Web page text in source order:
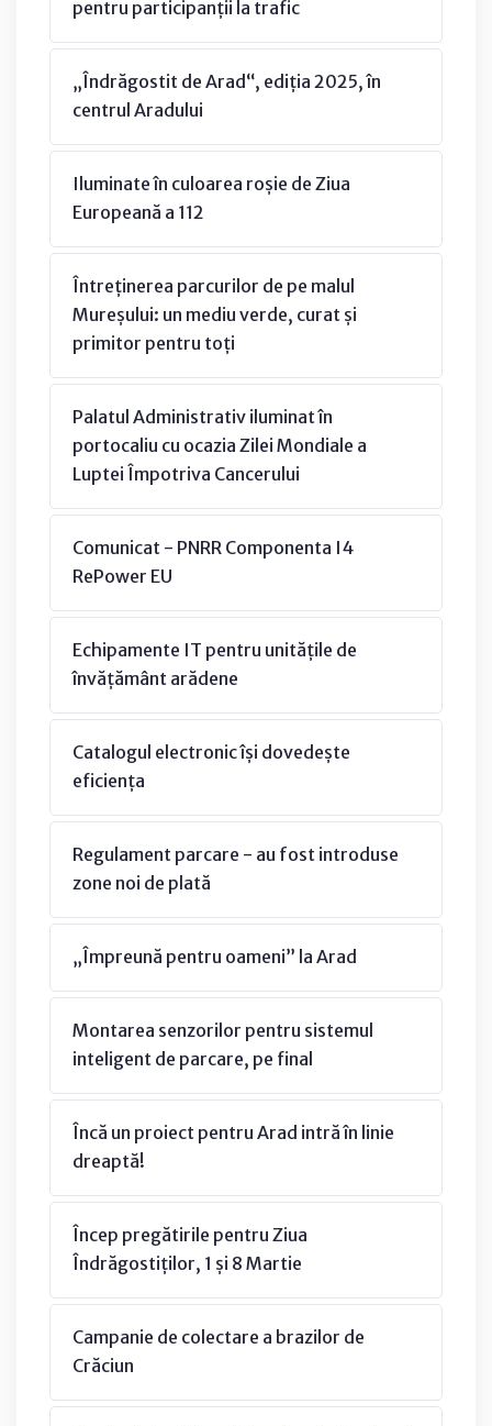
pentru participanții la trafic
„Îndrăgostit de Arad“, ediția 2025, în
centrul Aradului
Iluminate în culoarea roșie de Ziua
Europeană a 112
Întreținerea parcurilor de pe malul
Mureșului: un mediu verde, curat și
primitor pentru toți
Palatul Administrativ iluminat în
portocaliu cu ocazia Zilei Mondiale a
Luptei Împotriva Cancerului
Comunicat - PNRR Componenta I4
RePower EU
Echipamente IT pentru unitățile de
învățământ arădene
Catalogul electronic își dovedește
eficiența
Regulament parcare - au fost introduse
zone noi de plată
„Împreună pentru oameni” la Arad
Montarea senzorilor pentru sistemul
inteligent de parcare, pe final
Încă un proiect pentru Arad intră în linie
dreaptă!
Încep pregătirile pentru Ziua
Îndrăgostiților, 1 și 8 Martie
Campanie de colectare a brazilor de
Crăciun